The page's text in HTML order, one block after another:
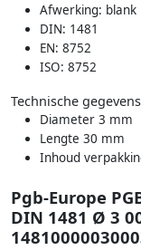
Afwerking: blank
DIN: 1481
EN: 8752
ISO: 8752
Technische gegevens
Diameter 3 mm
Lengte 30 mm
Inhoud
Pgb-Europe
DIN 1481 Ø 3